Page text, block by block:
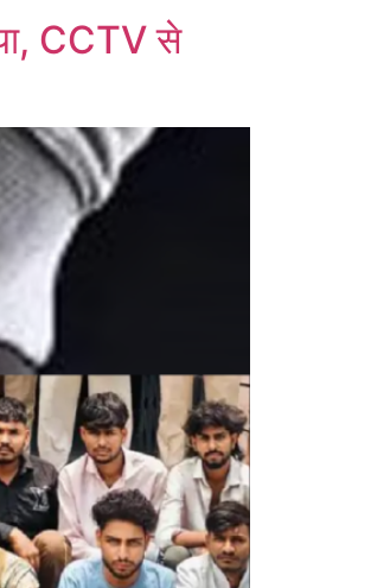
CCTV से